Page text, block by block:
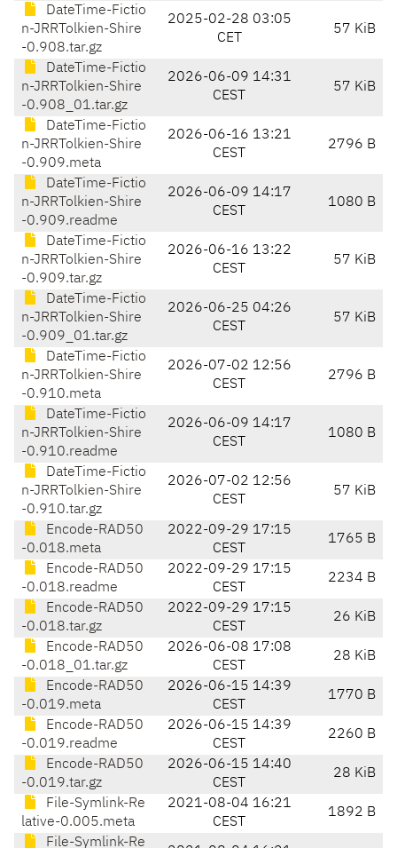
DateTime-Fictio
n-JRRTolkien-Shire
-0.908.tar.gz
2025-02-28 03:05
CET
57 KiB
DateTime-Fictio
n-JRRTolkien-Shire
-0.908_01.tar.gz
2026-06-09 14:31
CEST
57 KiB
DateTime-Fictio
n-JRRTolkien-Shire
-0.909.meta
2026-06-16 13:21
CEST
2796 B
DateTime-Fictio
n-JRRTolkien-Shire
-0.909.readme
2026-06-09 14:17
CEST
1080 B
DateTime-Fictio
n-JRRTolkien-Shire
-0.909.tar.gz
2026-06-16 13:22
CEST
57 KiB
DateTime-Fictio
n-JRRTolkien-Shire
-0.909_01.tar.gz
2026-06-25 04:26
CEST
57 KiB
DateTime-Fictio
n-JRRTolkien-Shire
-0.910.meta
2026-07-02 12:56
CEST
2796 B
DateTime-Fictio
n-JRRTolkien-Shire
-0.910.readme
2026-06-09 14:17
CEST
1080 B
DateTime-Fictio
n-JRRTolkien-Shire
-0.910.tar.gz
2026-07-02 12:56
CEST
57 KiB
Encode-RAD50
-0.018.meta
2022-09-29 17:15
CEST
1765 B
Encode-RAD50
-0.018.readme
2022-09-29 17:15
CEST
2234 B
Encode-RAD50
-0.018.tar.gz
2022-09-29 17:15
CEST
26 KiB
Encode-RAD50
-0.018_01.tar.gz
2026-06-08 17:08
CEST
28 KiB
Encode-RAD50
-0.019.meta
2026-06-15 14:39
CEST
1770 B
Encode-RAD50
-0.019.readme
2026-06-15 14:39
CEST
2260 B
Encode-RAD50
-0.019.tar.gz
2026-06-15 14:40
CEST
28 KiB
File-Symlink-Re
lative-0.005.meta
2021-08-04 16:21
CEST
1892 B
File-Symlink-Re